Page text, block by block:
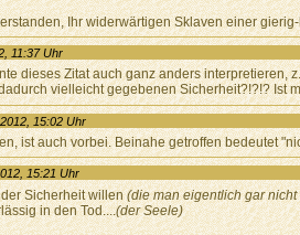
Ihr widerwärtigen Sklaven einer
11:37 Uhr
dieses Zitat auch ganz anders
vielleicht gegebenen Sicherheit?!?!? Ist
15:02 Uhr
ist auch vorbei. Beinahe getroffen bedeutet
15:21 Uhr
Sicherheit willen(die man eigentlich gar
in den Tod....(der Seele)